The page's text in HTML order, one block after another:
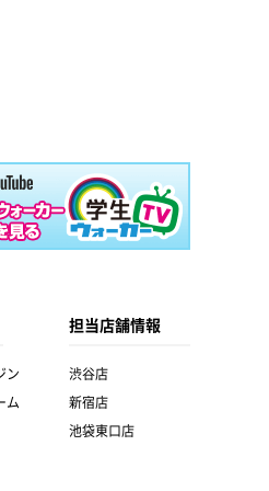
ン
ム
担当店舗情報
渋谷店
新宿店
池袋東口店